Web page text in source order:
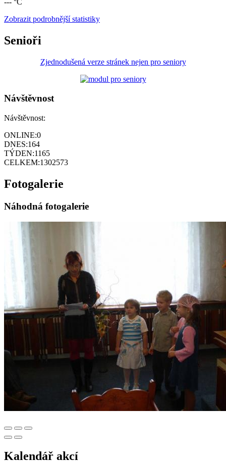
Zobrazit podrobnější statistiky
Senioři
Zjednodušená verze stránek nejen pro seniory
Návštěvnost
Návštěvnost:
ONLINE:0
DNES:164
TÝDEN:1165
CELKEM:1302573
Fotogalerie
Náhodná fotogalerie
Kalendář akcí